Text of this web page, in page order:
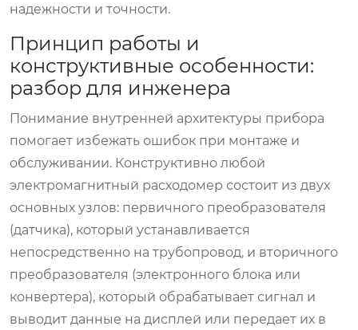
надежности и точности.
Принцип работы и
конструктивные особенности:
разбор для инженера
Понимание внутренней архитектуры прибора
помогает избежать ошибок при монтаже и
обслуживании. Конструктивно любой
электромагнитный расходомер состоит из двух
основных узлов: первичного преобразователя
(датчика), который устанавливается
непосредственно на трубопровод, и вторичного
преобразователя (электронного блока или
конвертера), который обрабатывает сигнал и
выводит данные на дисплей или передает их в